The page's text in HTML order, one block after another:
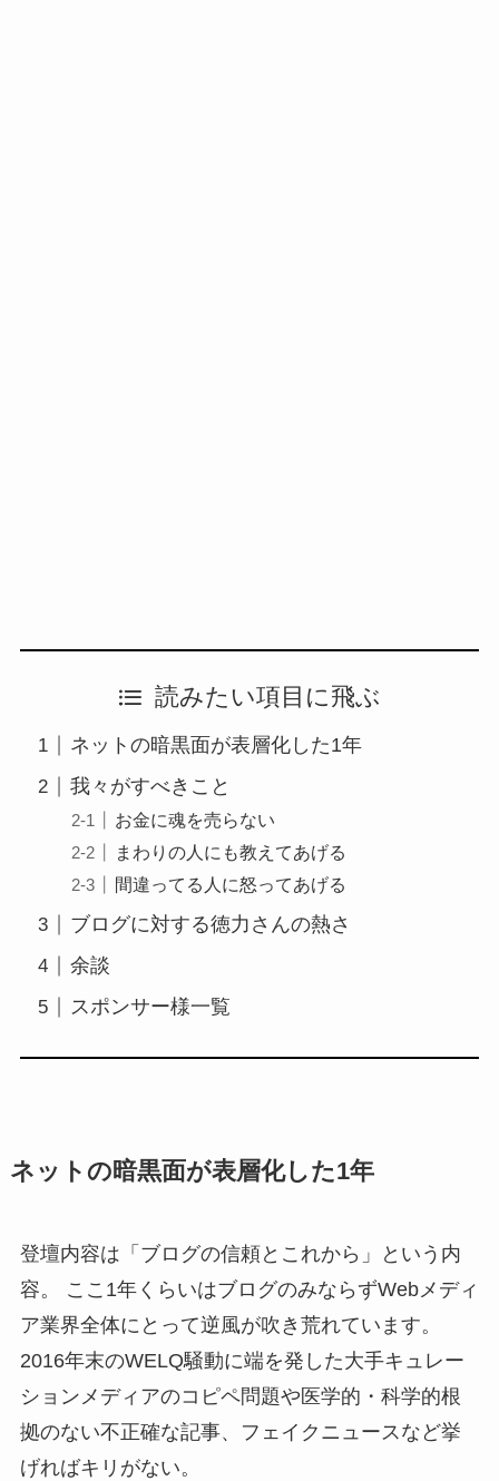
読みたい項目に飛ぶ
ネットの暗黒面が表層化した1年
我々がすべきこと
お金に魂を売らない
まわりの人にも教えてあげる
間違ってる人に怒ってあげる
ブログに対する徳力さんの熱さ
余談
スポンサー様一覧
ネットの暗黒面が表層化した1年
登壇内容は「ブログの信頼とこれから」という内
容。 ここ1年くらいはブログのみならずWebメディ
ア業界全体にとって逆風が吹き荒れています。
2016年末のWELQ騒動に端を発した大手キュレー
ションメディアのコピペ問題や医学的・科学的根
拠のない不正確な記事、フェイクニュースなど挙
げればキリがない。